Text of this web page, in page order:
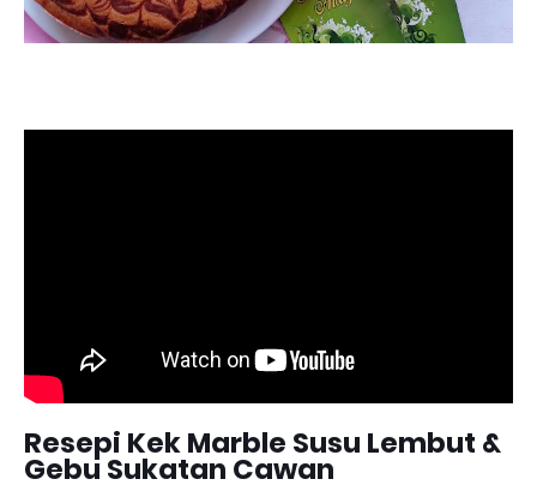
Resepi Kek Marble Susu Lembut &
Gebu Sukatan Cawan